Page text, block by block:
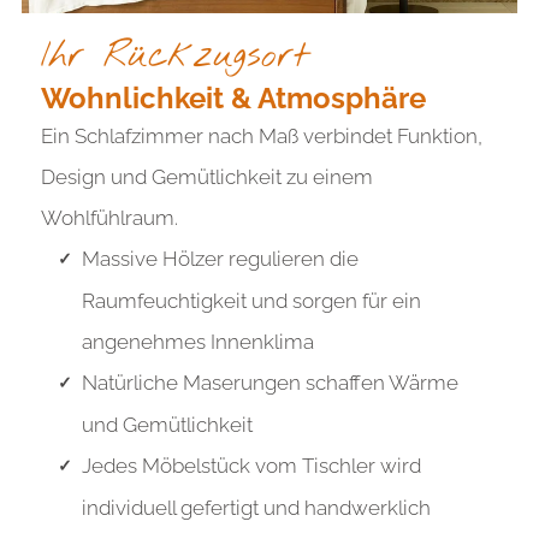
Ihr Rückzugsort
Wohnlichkeit & Atmosphäre
Ein Schlafzimmer nach Maß verbindet Funktion,
Design und Gemütlichkeit zu einem
Wohlfühlraum.
Massive Hölzer regulieren die
Raumfeuchtigkeit und sorgen für ein
angenehmes Innenklima
Natürliche Maserungen schaffen Wärme
und Gemütlichkeit
Jedes Möbelstück vom Tischler wird
individuell gefertigt und handwerklich